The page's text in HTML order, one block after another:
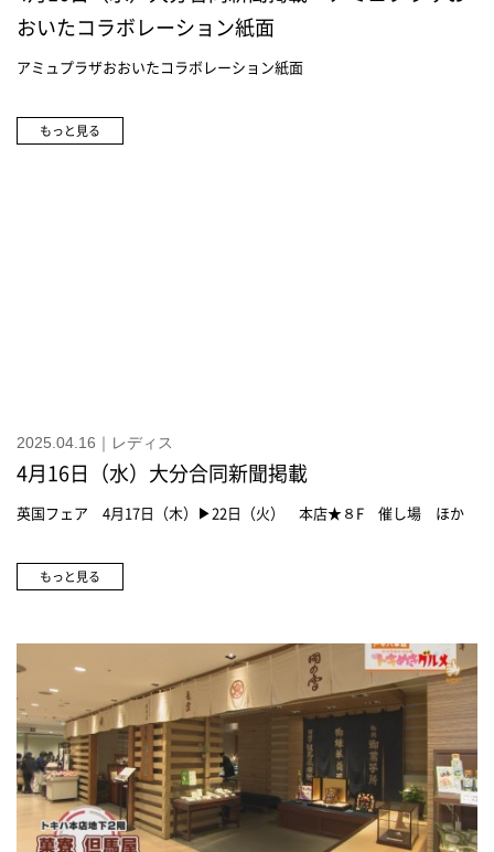
おいたコラボレーション紙面
アミュプラザおおいたコラボレーション紙面
もっと見る
2025.04.16｜レディス
4月16日（水）大分合同新聞掲載
英国フェア 4月17日（木）▶22日（火） 本店★８F 催し場 ほか
もっと見る